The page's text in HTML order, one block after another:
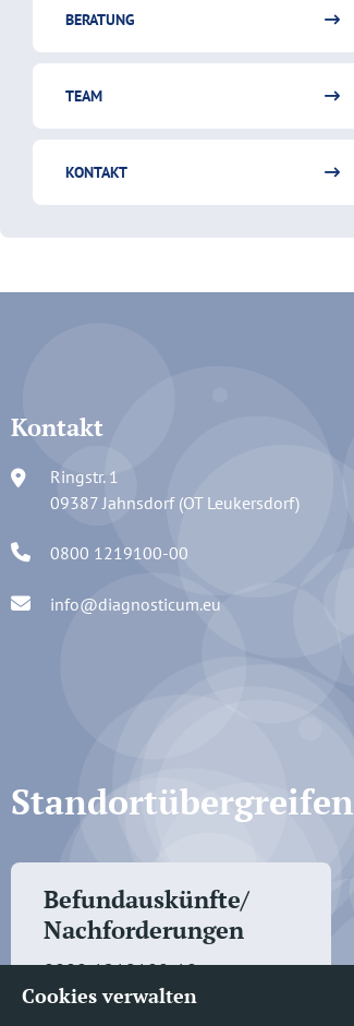
Cookies verwalten
BERATUNG
TEAM
KONTAKT
Kontakt
Ringstr. 1
09387 Jahnsdorf (OT Leukersdorf)
0800 1219100-00
info@diagnosticum.eu
Befundauskünfte/
Nachforderungen
0800 1219100-10